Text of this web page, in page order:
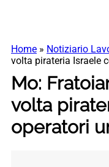
Home » Notiziario
volta pirateria Israele
Mo:
volta
operatori